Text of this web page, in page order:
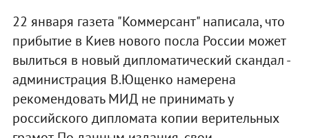
22 января газета "Коммерсант" написала, что
прибытие в Киев нового посла России может
вылиться в новый дипломатический скандал -
администрация В.Ющенко намерена
рекомендовать МИД не принимать у
российского дипломата копии верительных